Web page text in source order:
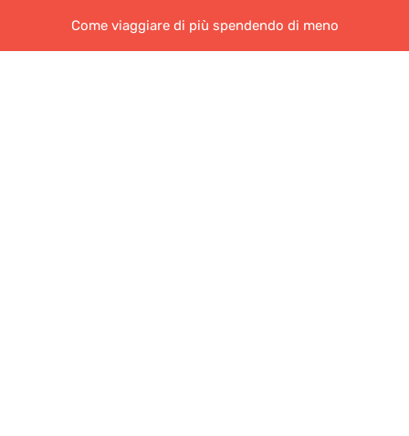
Come viaggiare di più spendendo di meno